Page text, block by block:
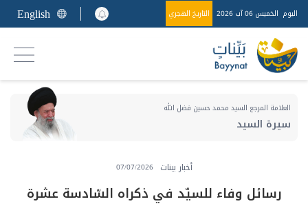
اليوم الخميس 06 آب 2026 التاريخ الهجري English
العلامة المرجع السيد محمد حسين فضل الله
سيرة السيد
أخبار بينات 07/07/2026
رسائل وفاء للسيّد في ذكراه السّادسة عشرة